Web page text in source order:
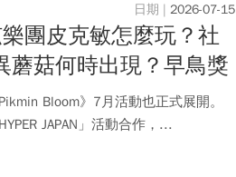
2026-07-15
團皮克敏怎麼玩？社
蘑菇何時出現？早鳥獎
Bloom》7月活動也正式展開。
JAPAN」活動合作，...